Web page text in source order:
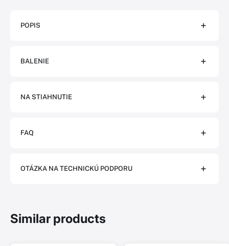
POPIS
BALENIE
NA STIAHNUTIE
FAQ
OTÁZKA NA TECHNICKÚ PODPORU
Similar products